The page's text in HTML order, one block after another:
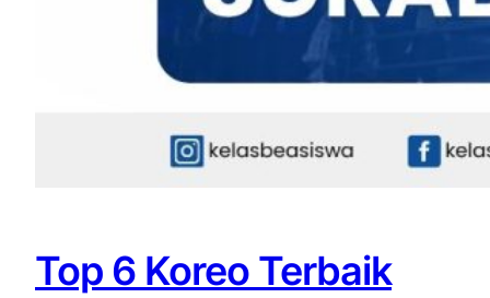
Top 6 Koreo Terbaik